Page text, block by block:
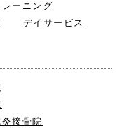
ーニング
デイサービス
接骨院